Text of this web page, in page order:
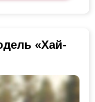
«Хай-